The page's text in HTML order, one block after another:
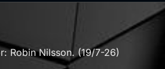
Robin Nilsson. (19/7-26)